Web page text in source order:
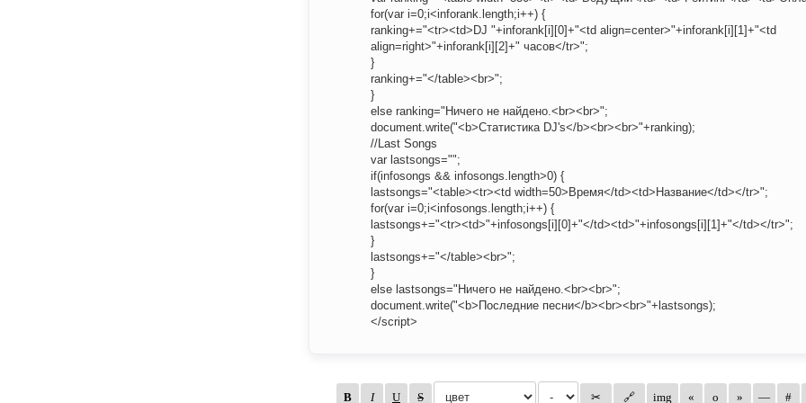
for(var i=0;i<inforank.length;i++) {
ranking+="<tr><td>DJ "+inforank[i][0]+"<td align=center>"+inforank[i][1]+"<td
align=right>"+inforank[i][2]+" часов</tr>";
}
ranking+="</table><br>";
}
else ranking="Ничего не найдено.<br><br>";
document.write("<b>Статистика DJ's</b><br><br>"+ranking);
//Last Songs
var lastsongs="";
if(infosongs && infosongs.length>0) {
lastsongs="<table><tr><td width=50>Время</td><td>Название</td></tr>";
for(var i=0;i<infosongs.length;i++) {
lastsongs+="<tr><td>"+infosongs[i][0]+"</td><td>"+infosongs[i][1]+"</td></tr>";
}
lastsongs+="</table><br>";
}
else lastsongs="Ничего не найдено.<br><br>";
document.write("<b>Последние песни</b><br><br>"+lastsongs);
</script>